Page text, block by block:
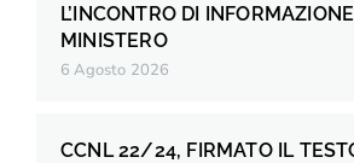
L’INCONTRO DI
MINISTERO
6 Agosto 2026
CCNL 22/24, FIRMATO IL